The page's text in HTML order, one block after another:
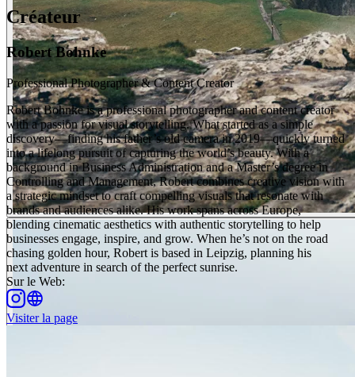
Créateur
Robert Bohnke
Professional Photographer & Content Creator
Robert Bohnke is a professional photographer and content creator
with a passion for visual storytelling. What started as a simple
discovery—finding his father’s old camera in 2019—quickly turned
into a lifelong pursuit of capturing the world’s beauty. With a
background in Business Administration and a Master’s degree in
Controlling and Management, Robert combines creative vision with
a strategic mindset to craft compelling visuals that resonate with
brands and audiences alike. His work spans across Europe,
blending cinematic aesthetics with authentic storytelling to help
businesses engage, inspire, and grow. When he’s not on the road
chasing golden hour, Robert is based in Leipzig, planning his
next adventure in search of the perfect sunrise.
Sur le Web:
Visiter la page